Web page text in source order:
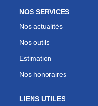
NOS SERVICES
Nos actualités
Nos outils
Estimation
Nos honoraires
LIENS UTILES